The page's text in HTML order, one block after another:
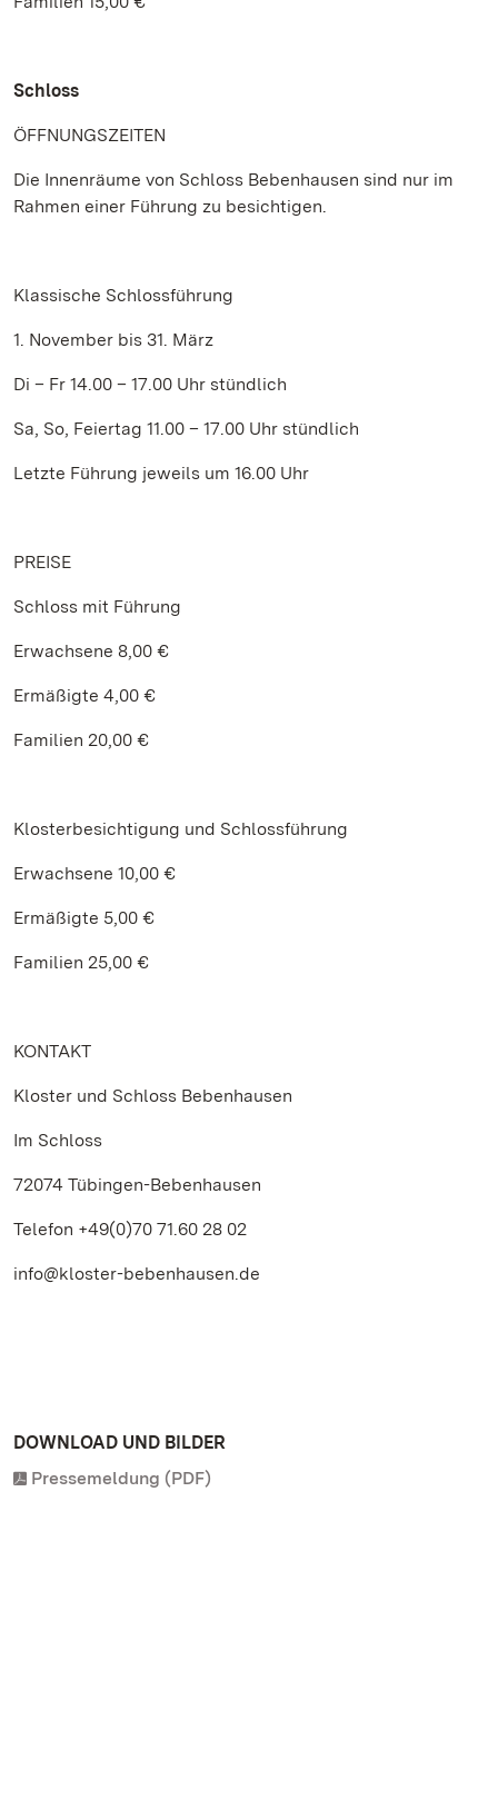
Schloss
ÖFFNUNGSZEITEN
Die Innenräume von Schloss Bebenhausen sind nur im
Rahmen einer Führung zu besichtigen.
Klassische Schlossführung
1. November bis 31. März
Di – Fr 14.00 – 17.00 Uhr stündlich
Sa, So, Feiertag 11.00 – 17.00 Uhr stündlich
Letzte Führung jeweils um 16.00 Uhr
PREISE
Schloss mit Führung
Erwachsene 8,00 €
Ermäßigte 4,00 €
Familien 20,00 €
Klosterbesichtigung und Schlossführung
Erwachsene 10,00 €
Ermäßigte 5,00 €
Familien 25,00 €
KONTAKT
Kloster und Schloss Bebenhausen
Im Schloss
72074 Tübingen-Bebenhausen
Telefon +49(0)70 71.60 28 02
info@kloster-bebenhausen.de
DOWNLOAD UND BILDER
Pressemeldung (PDF)